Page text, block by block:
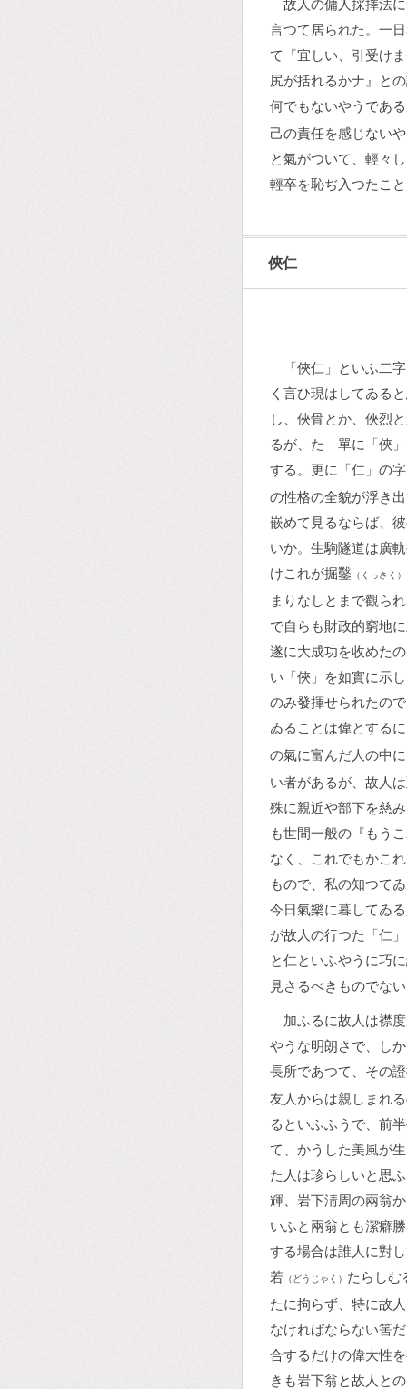
故人の傭人採擇法
言つて居られた。一
て『宜しい、引受け
尻が括れるかナ』と
何でもないやうであ
己の責任を感じない
と氣がついて、輕々
輕卒を恥ぢ入つたこ
俠仁
「俠仁」といふ二
く言ひ現はしてゐる
し、俠骨とか、俠烈
るが、たゞ單に「俠
する。更に「仁」の
の性格の全貌が浮き
嵌めて見るならば、
いか。生駒隧道は廣
けこれが掘鑿 （くっさく）
まりなしとまで觀ら
で自らも財政的窮地
遂に大成功を收めた
い「俠」を如實に示
のみ發揮せられたの
ゐることは偉とする
の氣に富んだ人の中
い者があるが、故人
殊に親近や部下を慈
も世間一般の『もう
なく、これでもかこ
もので、私の知つて
今日氣樂に暮してゐ
が故人の行つた「仁
と仁といふやうに巧
見さるべきものでな
加ふるに故人は襟
やうな明朗さで、し
長所であつて、その
友人からは親しまれ
るといふふうで、前
て、かうした美風が
た人は珍らしいと思
輝、岩下淸周の兩翁
いふと兩翁とも潔癖
する場合は誰人に對
若 （どうじゃく） たらしむ
たに拘らず、特に故
なければならない筈
合するだけの偉大性
きも岩下翁と故人と